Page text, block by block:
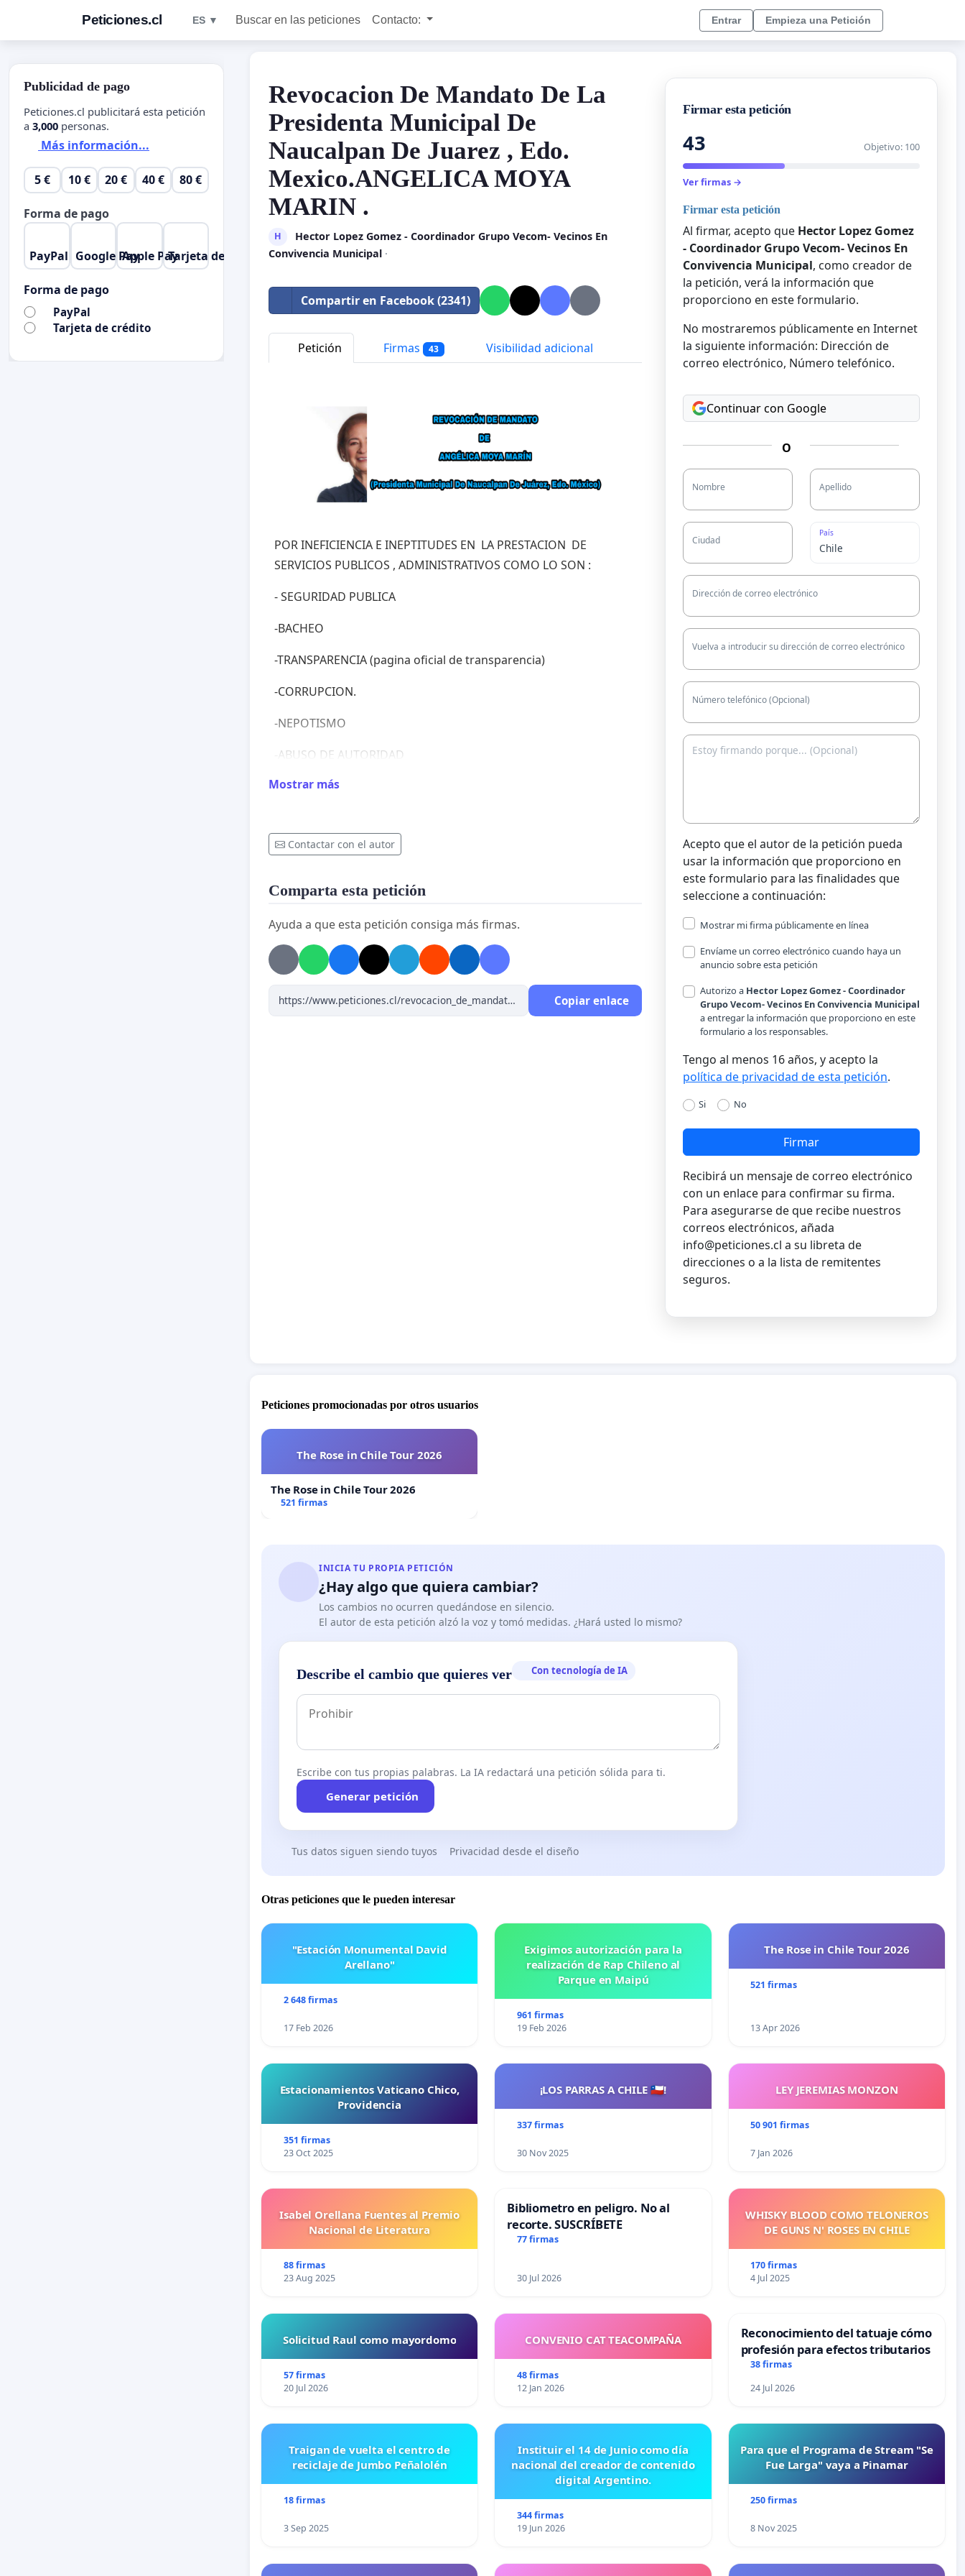
Peticiones.cl ES ▼ Buscar en las peticiones Contacto: Entrar Empieza una Petición
Revocacion De Mandato De La
Presidenta Municipal De
Naucalpan De Juarez , Edo.
Mexico.ANGELICA MOYA
MARIN .
H
Hector Lopez Gomez - Coordinador Grupo Vecom- Vecinos En
Convivencia Municipal ·
Compartir en Facebook (2341)
Petición Firmas 43 Visibilidad adicional
POR INEFICIENCIA E INEPTITUDES EN LA PRESTACION DE
SERVICIOS PUBLICOS , ADMINISTRATIVOS COMO LO SON :
- SEGURIDAD PUBLICA
-BACHEO
-TRANSPARENCIA (pagina oficial de transparencia)
-CORRUPCION.
-NEPOTISMO
-ABUSO DE AUTORIDAD
-INCUMPLIMIENTOS Y ENGAÑOS DE PROMESAS DE CAMPAÑA
-ENTRE OTROS ...
Mostrar más
Contactar con el autor
Comparta esta petición
Ayuda a que esta petición consiga más firmas.
Copiar enlace
Firmar esta petición
43 Objetivo: 100
Ver firmas →
Firmar esta petición
Al firmar, acepto que Hector Lopez Gomez
- Coordinador Grupo Vecom- Vecinos En
Convivencia Municipal, como creador de
la petición, verá la información que
proporciono en este formulario.
No mostraremos públicamente en Internet
la siguiente información: Dirección de
correo electrónico, Número telefónico.
Continuar con Google
O
Nombre Apellido
Ciudad
País
Dirección de correo electrónico
Vuelva a introducir su dirección de correo electrónico
Número telefónico (Opcional)
Acepto que el autor de la petición pueda
usar la información que proporciono en
este formulario para las finalidades que
seleccione a continuación:
Mostrar mi firma públicamente en línea
Envíame un correo electrónico cuando haya un
anuncio sobre esta petición
Autorizo a Hector Lopez Gomez - Coordinador
Grupo Vecom- Vecinos En Convivencia Municipal
a entregar la información que proporciono en este
formulario a los responsables.
Tengo al menos 16 años, y acepto la
política de privacidad de esta petición.
Si No
Firmar
Recibirá un mensaje de correo electrónico
con un enlace para confirmar su firma.
Para asegurarse de que recibe nuestros
correos electrónicos, añada
info@peticiones.cl a su libreta de
direcciones o a la lista de remitentes
seguros.
Peticiones promocionadas por otros usuarios
The Rose in Chile Tour 2026
The Rose in Chile Tour 2026
521 firmas
INICIA TU PROPIA PETICIÓN
¿Hay algo que quiera cambiar?
Los cambios no ocurren quedándose en silencio.
El autor de esta petición alzó la voz y tomó medidas. ¿Hará usted lo mismo?
Describe el cambio que quieres ver Con tecnología de IA
Escribe con tus propias palabras. La IA redactará una petición sólida para ti.
Generar petición
Tus datos siguen siendo tuyos Privacidad desde el diseño
Otras peticiones que le pueden interesar
"Estación Monumental David
Arellano"
2 648 firmas
17 Feb 2026
Exigimos autorización para la
realización de Rap Chileno al
Parque en Maipú
961 firmas
19 Feb 2026
The Rose in Chile Tour 2026
521 firmas
13 Apr 2026
Estacionamientos Vaticano Chico,
Providencia
351 firmas
23 Oct 2025
¡LOS PARRAS A CHILE 🇨🇱!
337 firmas
30 Nov 2025
LEY JEREMIAS MONZON
50 901 firmas
7 Jan 2026
Isabel Orellana Fuentes al Premio
Nacional de Literatura
88 firmas
23 Aug 2025
Bibliometro en peligro. No al
recorte. SUSCRÍBETE
77 firmas
30 Jul 2026
WHISKY BLOOD COMO TELONEROS
DE GUNS N' ROSES EN CHILE
170 firmas
4 Jul 2025
Solicitud Raul como mayordomo
57 firmas
20 Jul 2026
CONVENIO CAT TEACOMPAÑA
48 firmas
12 Jan 2026
Reconocimiento del tatuaje cómo
profesión para efectos tributarios
38 firmas
24 Jul 2026
Traigan de vuelta el centro de
reciclaje de Jumbo Peñalolén
18 firmas
3 Sep 2025
Instituir el 14 de Junio como día
nacional del creador de contenido
digital Argentino.
344 firmas
19 Jun 2026
Para que el Programa de Stream "Se
Fue Larga" vaya a Pinamar
250 firmas
8 Nov 2025
Publicidad de pago
Peticiones.cl publicitará esta petición
a 3,000 personas.
Más información...
5 € 10 € 20 € 40 € 80 €
Forma de pago
PayPal Google PayApple PayTarjeta de crédito
Forma de pago
PayPal
Tarjeta de crédito